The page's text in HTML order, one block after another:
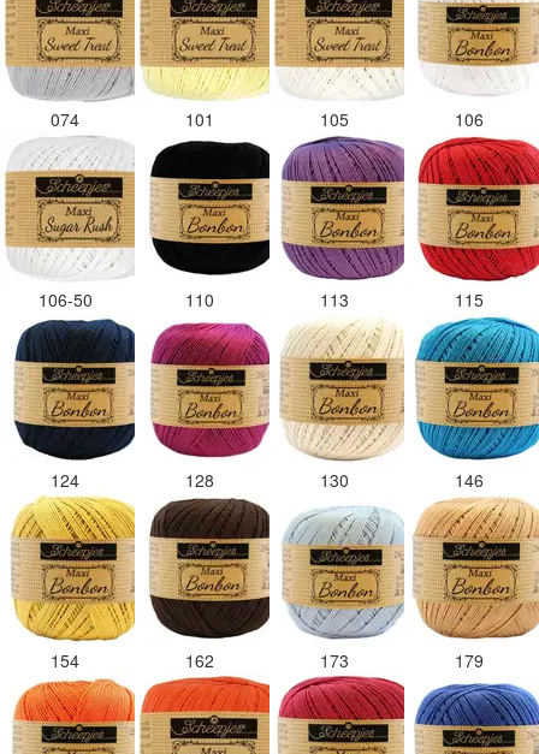
074 101 105 106
106-50 110 113 115
124 128 130 146
154 162 173 179